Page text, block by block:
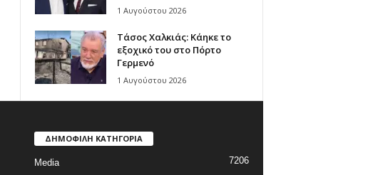
1 Αυγούστου 2026
Τάσος Χαλκιάς: Κάηκε το
εξοχικό του στο Πόρτο
Γερμενό
1 Αυγούστου 2026
ΔΗΜΟΦΙΛΗ ΚΑΤΗΓΟΡΙΑ
Media 7206